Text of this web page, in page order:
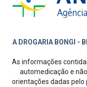
A DROGARIA BONGI -
As informações
automedicação e
orientações dadas pelo